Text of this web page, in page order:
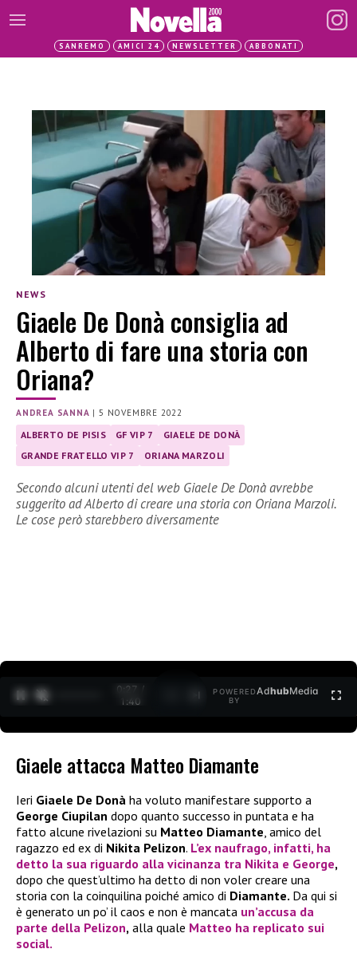
SANREMO AMICI 24 NEWSLETTER ABBONATI
NEWS
Giaele De Donà consiglia ad
Alberto di fare una storia con
Oriana?
ANDREA SANNA |5 NOVEMBRE 2022
ALBERTO DE PISIS GF VIP 7
GIAELE DE DONÀ
GRANDE FRATELLO VIP 7
ORIANA MARZOLI
Secondo alcuni utenti del web Giaele De Donà avrebbe
suggerito ad Alberto di creare una storia con Oriana Marzoli.
Le cose però starebbero diversamente
0:28 /
1:40
POWERED
BY
AdhubMedia
Giaele attacca Matteo Diamante
Ieri Giaele De Donà ha voluto manifestare supporto a
George Ciupilan dopo quanto successo in puntata e ha
fatto alcune rivelazioni su Matteo Diamante, amico del
ragazzo ed ex di Nikita Pelizon. L’ex naufrago, infatti, ha
detto la sua riguardo alla vicinanza tra Nikita e George,
dopo che quest’ultimo ha detto di non voler creare una
storia con la coinquilina poiché amico di Diamante. Da qui si
è generato un po’ il caos e non è mancata un’accusa da
parte della Pelizon, alla quale Matteo ha replicato sui
social.